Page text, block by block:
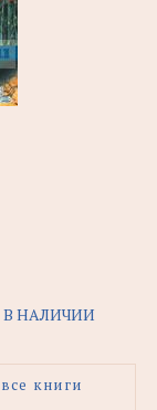
В НАЛИЧИИ
все книги